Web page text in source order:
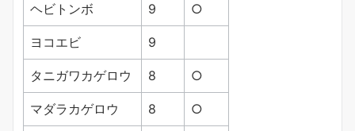
ヘビトンボ 9 ○
ヨコエビ 9
タニガワカゲロウ 8 ○
マダラカゲロウ 8 ○